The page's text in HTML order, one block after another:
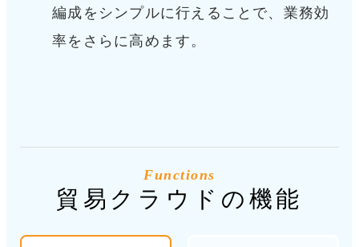
編成をシンプルに行えることで、業務効
率をさらに高めます。
Functions
貿易クラウドの機能